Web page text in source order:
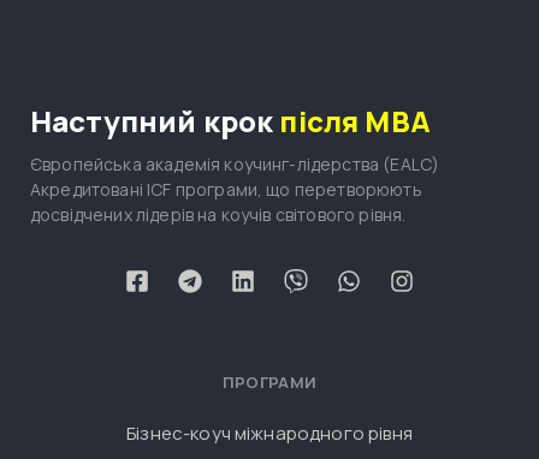
Наступний крок після MBA
Європейська академія коучинг-лідерства (EALC)
Акредитовані ICF програми, що перетворюють
досвідчених лідерів на коучів світового рівня.
ПРОГРАМИ
Бізнес-коуч міжнародного рівня